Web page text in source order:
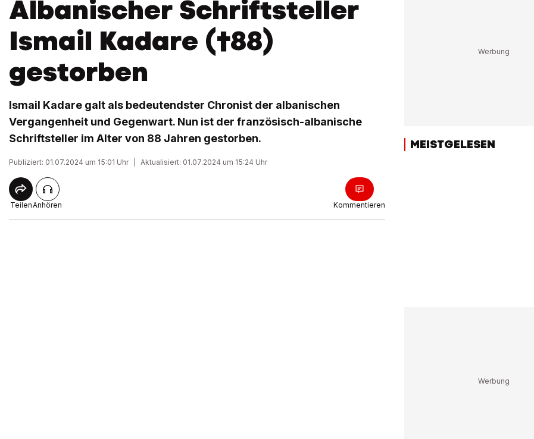
Albanischer Schriftsteller
Ismail Kadare (†88)
gestorben
Ismail Kadare galt als bedeutendster Chronist der albanischen
Vergangenheit und Gegenwart. Nun ist der französisch-albanische
Schriftsteller im Alter von 88 Jahren gestorben.
Publiziert: 01.07.2024 um 15:01 Uhr Aktualisiert: 01.07.2024 um 15:24 Uhr
TeilenAnhören Kommentieren
MEISTGELESEN